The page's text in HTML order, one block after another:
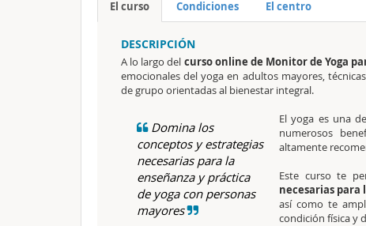
El curso Condiciones El centro
DESCRIPCIÓN
A lo largo del cursoonline de Monitor de Yoga
emocionales del yoga en adultos mayores,
de grupo orientadas al bienestar integral.
Domina los
conceptos y estrategias
necesarias para la
enseñanza y práctica
de yoga con personas
mayores
El yoga es una
numerosos
altamente
Este curso te
necesarias para
así como te
condición física y